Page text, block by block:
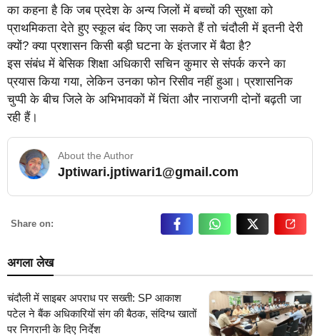
का कहना है कि जब प्रदेश के अन्य जिलों में बच्चों की सुरक्षा को
प्राथमिकता देते हुए स्कूल बंद किए जा सकते हैं तो चंदौली में इतनी देरी
क्यों? क्या प्रशासन किसी बड़ी घटना के इंतजार में बैठा है?
इस संबंध में बेसिक शिक्षा अधिकारी सचिन कुमार से संपर्क करने का
प्रयास किया गया, लेकिन उनका फोन रिसीव नहीं हुआ। प्रशासनिक
चुप्पी के बीच जिले के अभिभावकों में चिंता और नाराजगी दोनों बढ़ती जा
रही हैं।
About the Author
Jptiwari.jptiwari1@gmail.com… Read More
Share on:
अगला लेख
चंदौली में साइबर अपराध पर सख्ती: SP आकाश
पटेल ने बैंक अधिकारियों संग की बैठक, संदिग्ध खातों
पर निगरानी के दिए निर्देश